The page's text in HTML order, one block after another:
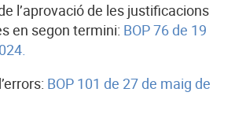
l’aprovació de les justificacions
en segon termini: BOP 76 de 19
BOP 101 de 27 de maig de